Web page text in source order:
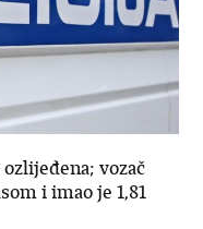
ozlijeđena; vozač
i imao je 1,81